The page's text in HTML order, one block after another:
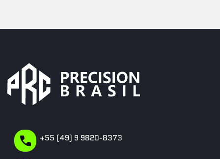
+55 (49) 9 9820-8373